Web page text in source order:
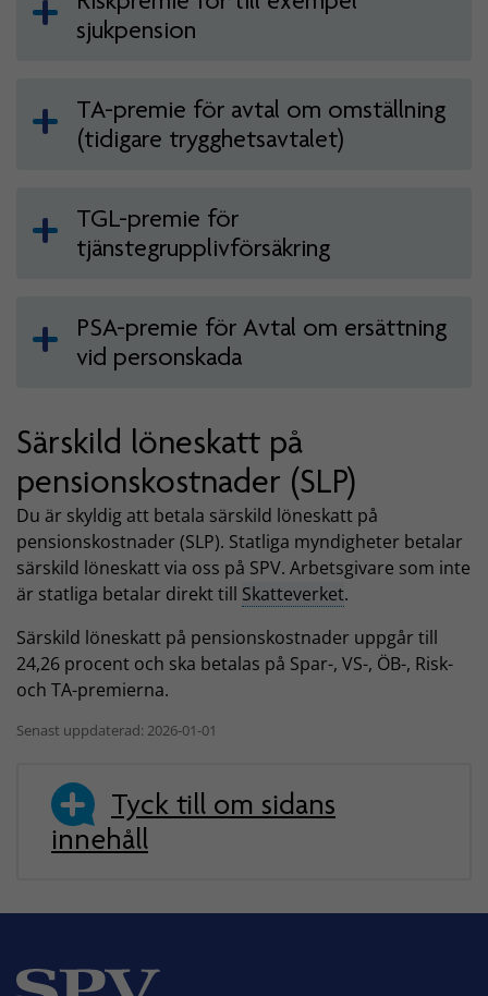
sjukpension
TA-premie för avtal om omställning
(tidigare trygghetsavtalet)
TGL-premie för
tjänstegrupplivförsäkring
PSA-premie för Avtal om ersättning
vid personskada
Särskild löneskatt på
pensionskostnader (SLP)
Du är skyldig att betala särskild löneskatt på
pensionskostnader (SLP). Statliga myndigheter betalar
särskild löneskatt via oss på SPV. Arbetsgivare som inte
är statliga betalar direkt till Skatteverket.
Särskild löneskatt på pensionskostnader uppgår till
24,26 procent och ska betalas på Spar-, VS-, ÖB-, Risk-
och TA-premierna.
Senast uppdaterad: 2026-01-01
Tyck till om sidans
innehåll